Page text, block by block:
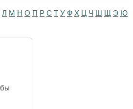
Л М Н О П Р С Т У Ф Х Ц Ч Ш Щ Э Ю